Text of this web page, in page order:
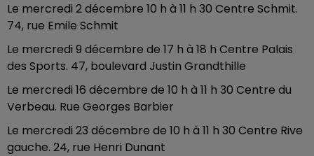
Le mercredi 2 décembre 10 h à 11 h 30 Centre Schmit.
74, rue Emile Schmit
Le mercredi 9 décembre de 17 h à 18 h Centre Palais
des Sports. 47, boulevard Justin Grandthille
Le mercredi 16 décembre de 10 h à 11 h 30 Centre du
Verbeau. Rue Georges Barbier
Le mercredi 23 décembre de 10 h à 11 h 30 Centre Rive
gauche. 24, rue Henri Dunant